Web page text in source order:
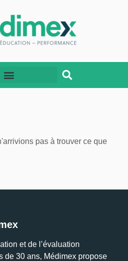
pas à trouver ce que
et de l’évaluation
de 30 ans, Médimex propose